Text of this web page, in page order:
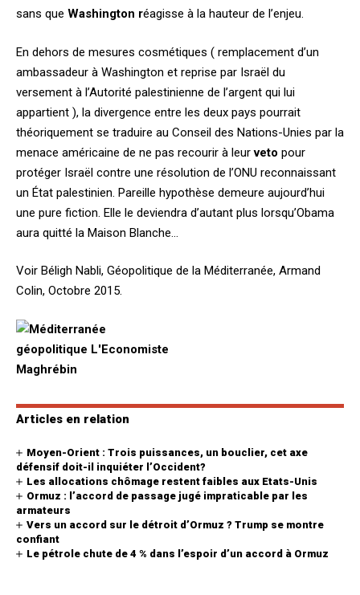
sans que Washington réagisse à la hauteur de l’enjeu.
En dehors de mesures cosmétiques ( remplacement d’un
ambassadeur à Washington et reprise par Israël du
versement à l’Autorité palestinienne de l’argent qui lui
appartient ), la divergence entre les deux pays pourrait
théoriquement se traduire au Conseil des Nations-Unies par la
menace américaine de ne pas recourir à leurveto pour
protéger Israël contre une résolution de l’ONU reconnaissant
un État palestinien. Pareille hypothèse demeure aujourd’hui
une pure fiction. Elle le deviendra d’autant plus lorsqu’Obama
aura quitté la Maison Blanche…
Voir Béligh Nabli, Géopolitique de la Méditerranée, Armand
Colin, Octobre 2015.
Articles en relation
Moyen-Orient : Trois puissances, un bouclier, cet axe
défensif doit-il inquiéter l’Occident?
Les allocations chômage restent faibles aux Etats-Unis
Ormuz : l’accord de passage jugé impraticable par les
armateurs
Vers un accord sur le détroit d’Ormuz ? Trump se montre
confiant
Le pétrole chute de 4 % dans l’espoir d’un accord à Ormuz